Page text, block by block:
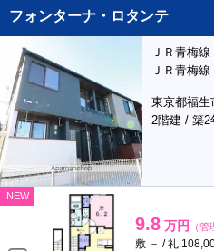
フォンターナ・ロタンテ
ＪＲ青梅
ＪＲ青梅
東京都福生
2階建 / 築2
NEW
9.8 万円 （
敷 － / 礼